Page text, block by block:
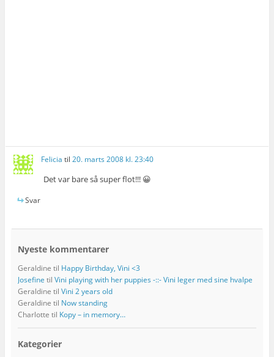
Felicia til20. marts 2008 kl. 23:40
Det var bare så super flot!!! 😀
Svar
Nyeste kommentarer
Geraldine til Happy Birthday, Vini <3
Josefine til Vini playing with her puppies -::- Vini leger med sine hvalpe
Geraldine til Vini 2 years old
Geraldine til Now standing
Charlotte til Kopy – in memory…
Kategorier